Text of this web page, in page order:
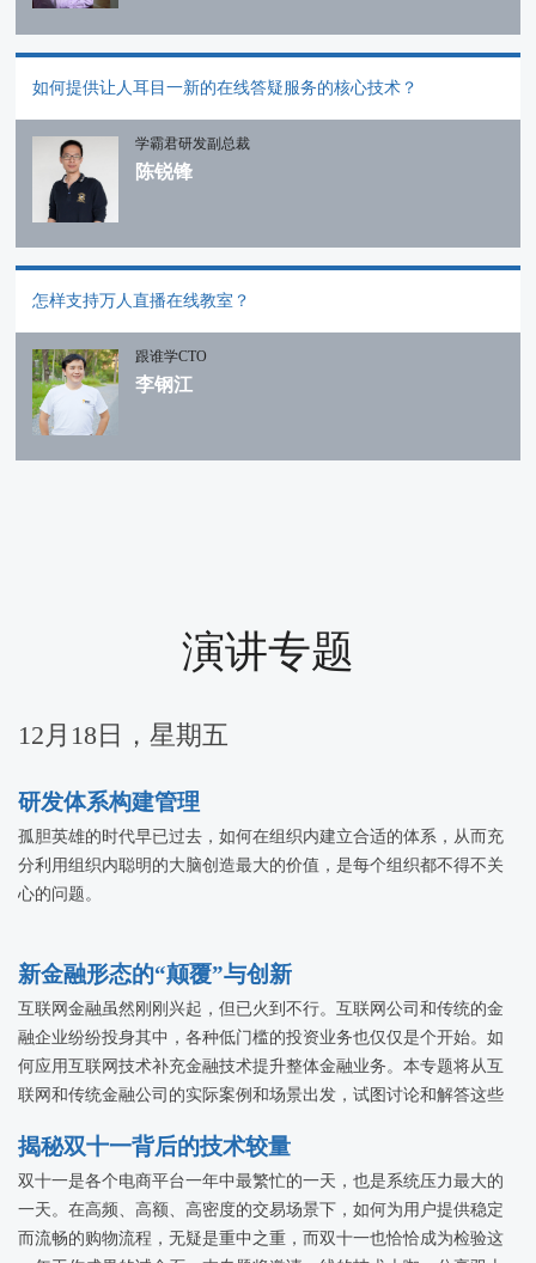
如何提供让人耳目一新的在线答疑服务的核心技术？
学霸君研发副总裁
陈锐锋
怎样支持万人直播在线教室？
跟谁学CTO
李钢江
演讲专题
12月18日，星期五
研发体系构建管理
孤胆英雄的时代早已过去，如何在组织内建立合适的体系，从而充
分利用组织内聪明的大脑创造最大的价值，是每个组织都不得不关
心的问题。
新金融形态的“颠覆”与创新
互联网金融虽然刚刚兴起，但已火到不行。互联网公司和传统的金
融企业纷纷投身其中，各种低门槛的投资业务也仅仅是个开始。如
何应用互联网技术补充金融技术提升整体金融业务。本专题将从互
联网和传统金融公司的实际案例和场景出发，试图讨论和解答这些
揭秘双十一背后的技术较量
双十一是各个电商平台一年中最繁忙的一天，也是系统压力最大的
一天。在高频、高额、高密度的交易场景下，如何为用户提供稳定
而流畅的购物流程，无疑是重中之重，而双十一也恰恰成为检验这